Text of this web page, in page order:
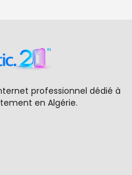
professionnel dédié à
en Algérie.